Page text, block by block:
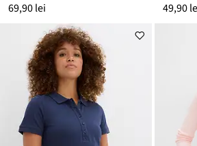
69,90 lei 49,90